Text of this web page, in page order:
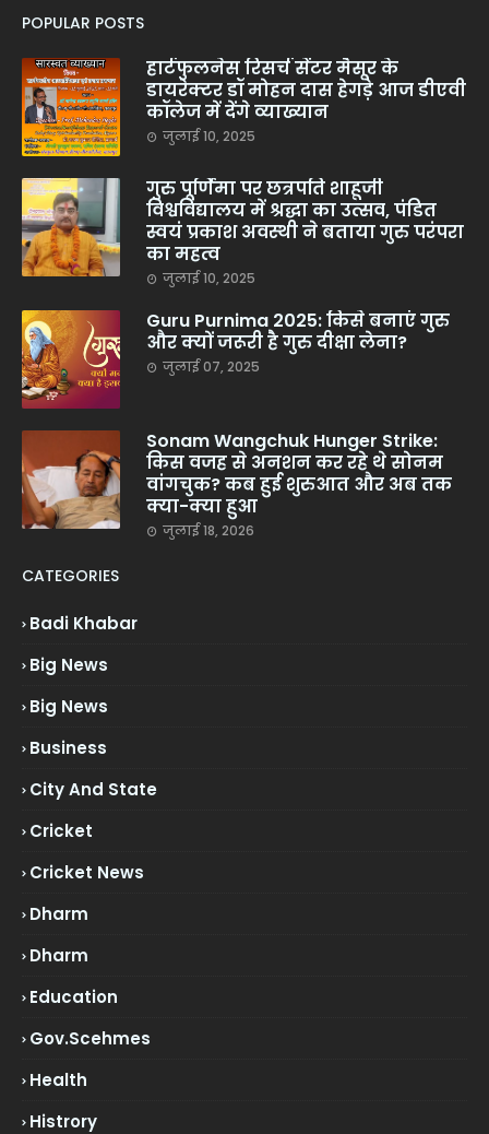
POPULAR POSTS
हार्टफुलनेस रिसर्च सेंटर मैसूर के
डायरेक्टर डॉ मोहन दास हेगड़े आज डीएवी
कॉलेज में देंगे व्याख्यान
जुलाई 10, 2025
गुरु पूर्णिमा पर छत्रपति शाहूजी
विश्वविद्यालय में श्रद्धा का उत्सव, पंडित
स्वयं प्रकाश अवस्थी ने बताया गुरु परंपरा
का महत्व
जुलाई 10, 2025
Guru Purnima 2025: किसे बनाएं गुरु
और क्यों जरूरी है गुरु दीक्षा लेना?
जुलाई 07, 2025
Sonam Wangchuk Hunger Strike:
किस वजह से अनशन कर रहे थे सोनम
वांगचुक? कब हुई शुरुआत और अब तक
क्या-क्या हुआ
जुलाई 18, 2026
CATEGORIES
Badi Khabar
Big News
Big News
Business
City And State
Cricket
Cricket News
Dharm
Dharm
Education
Gov.scehmes
Health
Histrory